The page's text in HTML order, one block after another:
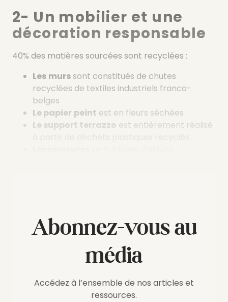
2- Un mobilier et une
décoration responsable
40% des matières sourcées sont recyclées :
Les murs sont constitués de chutes
recyclées de textiles industriels franco-
belges
Le papier peint est en fleurs séchées
Le support terrazzo est entièrement réalisé
Abonnez-vous au
média
Accédez à l’ensemble de nos articles et
ressources.